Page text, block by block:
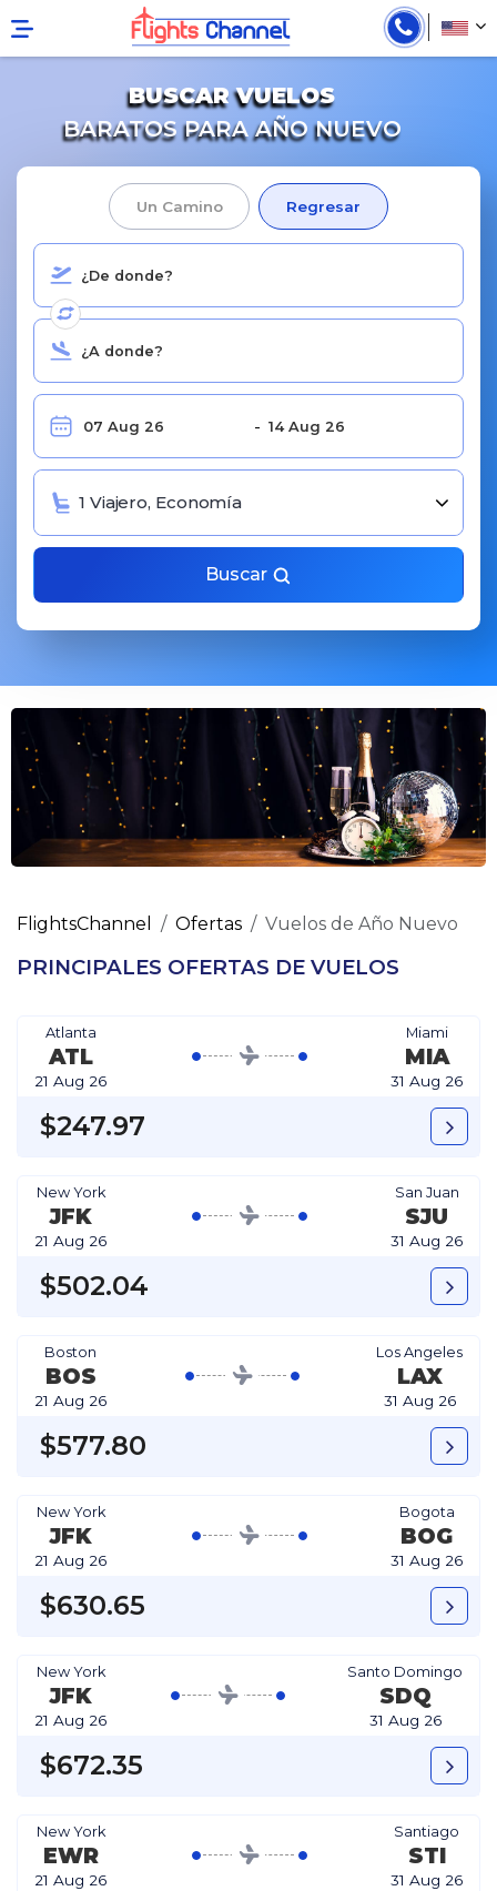
BUSCAR VUELOS
BARATOS PARA AÑO NUEVO
Un Camino Regresar
1 Viajero, Economía
Buscar
FlightsChannel Ofertas Vuelos de Año Nuevo
PRINCIPALES OFERTAS DE VUELOS
Atlanta
ATL
21 Aug 26
Miami
MIA
31 Aug 26
$247.97
New York
JFK
21 Aug 26
San Juan
SJU
31 Aug 26
$502.04
Boston
BOS
21 Aug 26
Los Angeles
LAX
31 Aug 26
$577.80
New York
JFK
21 Aug 26
Bogota
BOG
31 Aug 26
$630.65
New York
JFK
21 Aug 26
Santo Domingo
SDQ
31 Aug 26
$672.35
New York
EWR
21 Aug 26
Santiago
STI
31 Aug 26